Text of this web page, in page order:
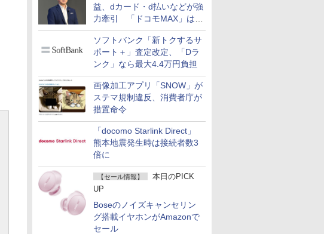
益、dカード・d払いなどが強
力牽引 「ドコモMAX」は
400万契約突破
ソフトバンク「新トクするサ
ポート＋」査定改定、「Dラ
ンク」なら最大4.4万円負担
画像加工アプリ「SNOW」が
ステマ規制違反、消費者庁が
措置命令
「docomo Starlink Direct」
熊本地震発生時は接続者数3
倍に
【セール情報】
本日のPICK
UP
Boseのノイズキャンセリン
グ搭載イヤホンがAmazonで
セール